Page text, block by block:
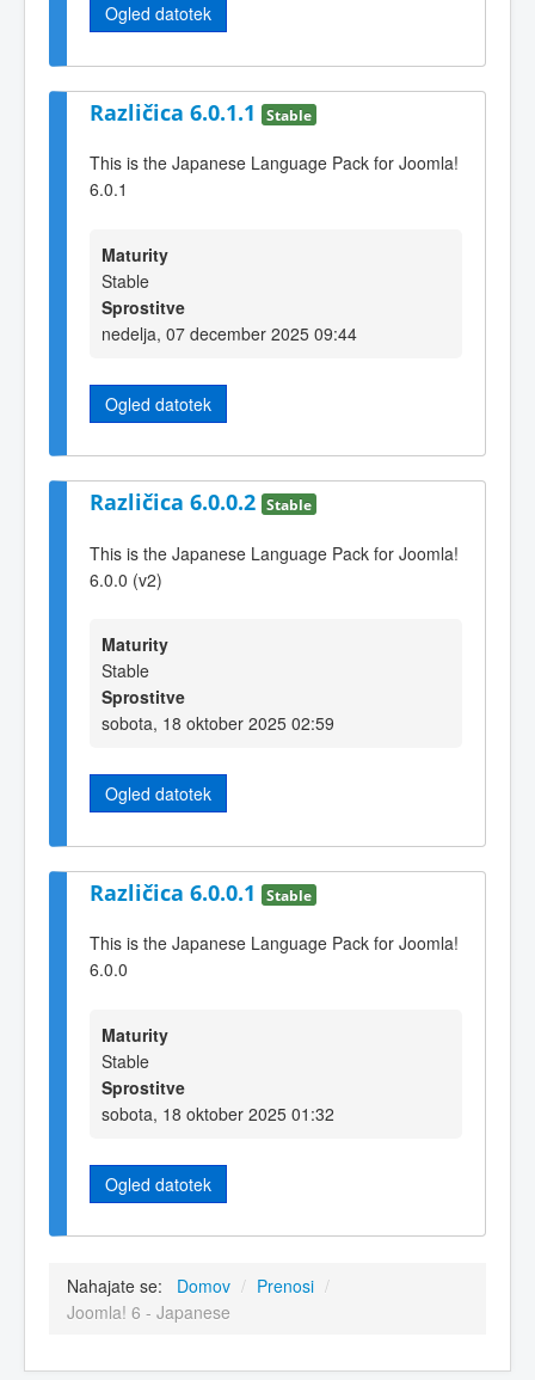
Ogled datotek
Različica 6.0.1.1 Stable
This is the Japanese Language Pack for Joomla!
6.0.1
Maturity
Stable
Sprostitve
nedelja, 07 december 2025 09:44
Ogled datotek
Različica 6.0.0.2 Stable
This is the Japanese Language Pack for Joomla!
6.0.0 (v2)
Maturity
Stable
Sprostitve
sobota, 18 oktober 2025 02:59
Ogled datotek
Različica 6.0.0.1 Stable
This is the Japanese Language Pack for Joomla!
6.0.0
Maturity
Stable
Sprostitve
sobota, 18 oktober 2025 01:32
Ogled datotek
Nahajate se: Domov / Prenosi /
Joomla! 6 - Japanese